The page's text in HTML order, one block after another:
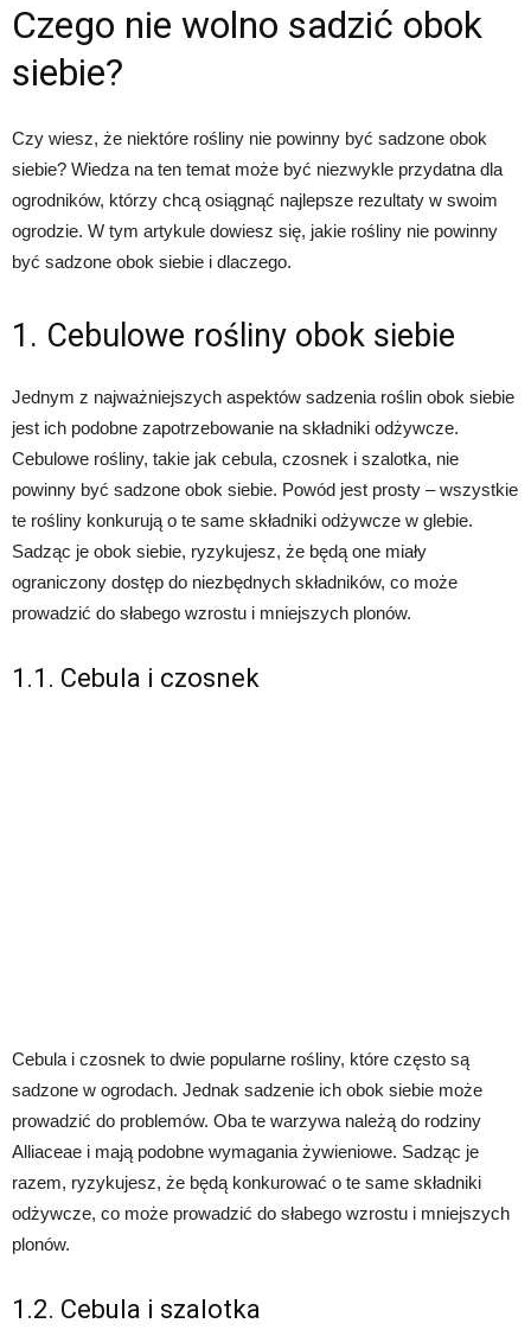
Czego nie wolno sadzić obok
siebie?
Czy wiesz, że niektóre rośliny nie powinny być sadzone obok
siebie? Wiedza na ten temat może być niezwykle przydatna dla
ogrodników, którzy chcą osiągnąć najlepsze rezultaty w swoim
ogrodzie. W tym artykule dowiesz się, jakie rośliny nie powinny
być sadzone obok siebie i dlaczego.
1. Cebulowe rośliny obok siebie
Jednym z najważniejszych aspektów sadzenia roślin obok siebie
jest ich podobne zapotrzebowanie na składniki odżywcze.
Cebulowe rośliny, takie jak cebula, czosnek i szalotka, nie
powinny być sadzone obok siebie. Powód jest prosty – wszystkie
te rośliny konkurują o te same składniki odżywcze w glebie.
Sadząc je obok siebie, ryzykujesz, że będą one miały
ograniczony dostęp do niezbędnych składników, co może
prowadzić do słabego wzrostu i mniejszych plonów.
1.1. Cebula i czosnek
Cebula i czosnek to dwie popularne rośliny, które często są
sadzone w ogrodach. Jednak sadzenie ich obok siebie może
prowadzić do problemów. Oba te warzywa należą do rodziny
Alliaceae i mają podobne wymagania żywieniowe. Sadząc je
razem, ryzykujesz, że będą konkurować o te same składniki
odżywcze, co może prowadzić do słabego wzrostu i mniejszych
plonów.
1.2. Cebula i szalotka